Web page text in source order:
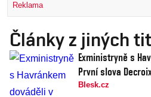
Reklama
Články z jiných
Exministryně s
První slova
Blesk.cz